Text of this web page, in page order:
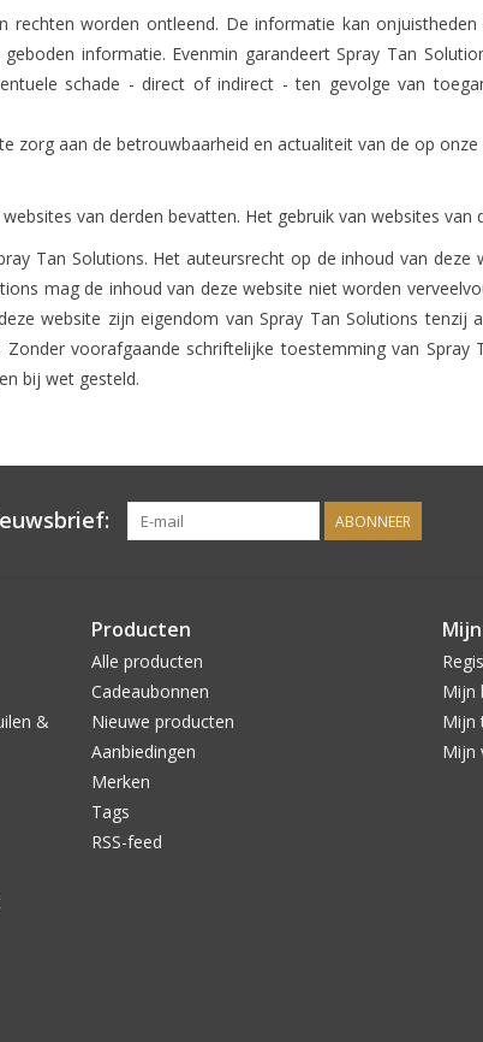
rechten worden ontleend. De informatie kan
informatie. Evenmin garandeert Spray Tan
schade - direct of indirect - ten gevolge van
zorg aan de betrouwbaarheid en actualiteit van de op
van derden bevatten. Het gebruik van websites van
Tan Solutions. Het auteursrecht op de inhoud van
mag de inhoud van deze website niet worden
website zijn eigendom van Spray Tan Solutions
Zonder voorafgaande schriftelijke toestemming van
bij wet gesteld.
ABONNEER
&
Producten
Alle producten
Cadeaubonnen
Nieuwe producten
Aanbiedingen
Merken
Tags
RSS-feed
Mijn
Mijn
Mijn